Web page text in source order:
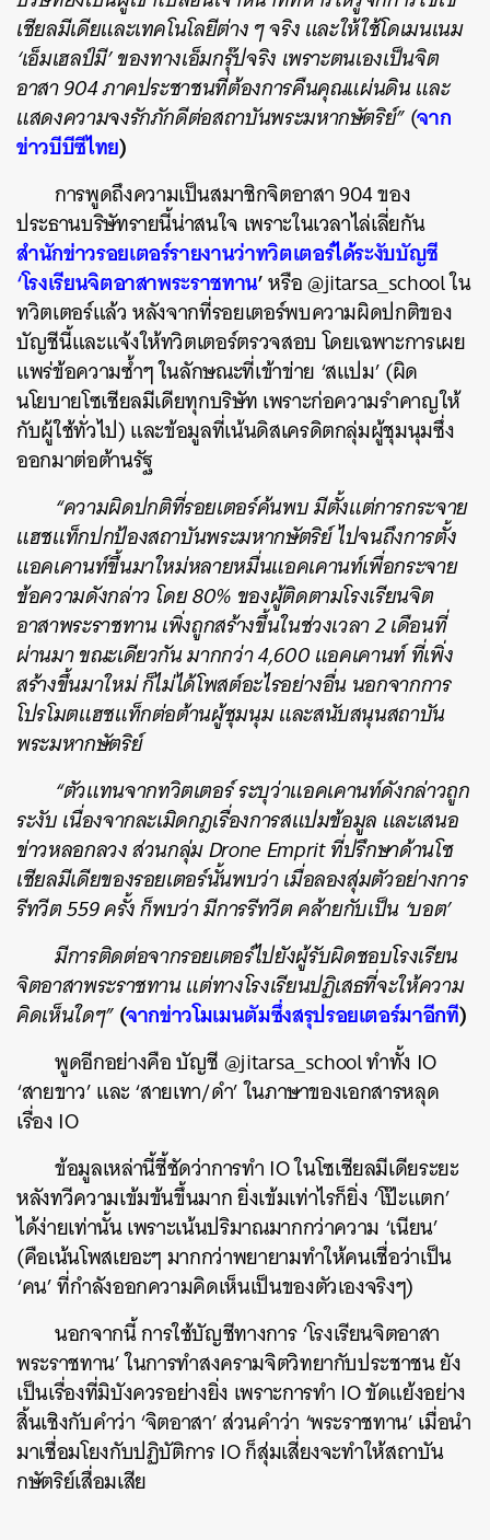
เชียลมีเดียและเทคโนโลยีต่าง ๆ จริง และให้ใช้โดเมนเนม
‘เอ็มเฮลป์มี’ ของทางเอ็มกรุ๊ปจริง เพราะตนเองเป็นจิต
อาสา 904 ภาคประชาชนที่ต้องการคืนคุณแผ่นดิน และ
แสดงความจงรักภักดีต่อสถาบันพระมหากษัตริย์”(จาก
ข่าวบีบีซีไทย)
การพูดถึงความเป็นสมาชิกจิตอาสา 904 ของ
ประธานบริษัทรายนี้น่าสนใจ เพราะในเวลาไล่เลี่ยกัน
สำนักข่าวรอยเตอร์รายงานว่าทวิตเตอร์ได้ระงับบัญชี
‘โรงเรียนจิตอาสาพระราชทาน’หรือ @jitarsa_school ใน
ทวิตเตอร์แล้ว หลังจากที่รอยเตอร์พบความผิดปกติของ
บัญชีนี้และแจ้งให้ทวิตเตอร์ตรวจสอบ โดยเฉพาะการเผย
แพร่ข้อความซ้ำๆ ในลักษณะที่เข้าข่าย ‘สแปม’ (ผิด
นโยบายโซเชียลมีเดียทุกบริษัท เพราะก่อความรำคาญให้
กับผู้ใช้ทั่วไป) และข้อมูลที่เน้นดิสเครดิตกลุ่มผู้ชุมนุมซึ่ง
ออกมาต่อต้านรัฐ
“ความผิดปกติที่รอยเตอร์ค้นพบ มีตั้งแต่การกระจาย
แฮชแท็กปกป้องสถาบันพระมหากษัตริย์ ไปจนถึงการตั้ง
แอคเคานท์ขึ้นมาใหม่หลายหมื่นแอคเคานท์เพื่อกระจาย
ข้อความดังกล่าว โดย 80% ของผู้ติดตามโรงเรียนจิต
อาสาพระราชทาน เพิ่งถูกสร้างขึ้นในช่วงเวลา 2 เดือนที่
ผ่านมา ขณะเดียวกัน มากกว่า 4,600 แอคเคานท์ ที่เพิ่ง
สร้างขึ้นมาใหม่ ก็ไม่ได้โพสต์อะไรอย่างอื่น นอกจากการ
โปรโมตแฮชแท็กต่อต้านผู้ชุมนุม และสนับสนุนสถาบัน
พระมหากษัตริย์
“ตัวแทนจากทวิตเตอร์ ระบุว่าแอคเคานท์ดังกล่าวถูก
ระงับ เนื่องจากละเมิดกฎเรื่องการสแปมข้อมูล และเสนอ
ข่าวหลอกลวง ส่วนกลุ่ม Drone Emprit ที่ปรึกษาด้านโซ
เชียลมีเดียของรอยเตอร์นั้นพบว่า เมื่อลองสุ่มตัวอย่างการ
รีทวีต 559 ครั้ง ก็พบว่า มีการรีทวีต คล้ายกับเป็น ‘บอต’
มีการติดต่อจากรอยเตอร์ไปยังผู้รับผิดชอบโรงเรียน
จิตอาสาพระราชทาน แต่ทางโรงเรียนปฏิเสธที่จะให้ความ
คิดเห็นใดๆ”(จากข่าวโมเมนตัมซึ่งสรุปรอยเตอร์มาอีกที)
พูดอีกอย่างคือ บัญชี @jitarsa_school ทำทั้ง IO
‘สายขาว’ และ ‘สายเทา/ดำ’ ในภาษาของเอกสารหลุด
เรื่อง IO
ข้อมูลเหล่านี้ชี้ชัดว่าการทำ IO ในโซเชียลมีเดียระยะ
หลังทวีความเข้มข้นขึ้นมาก ยิ่งเข้มเท่าไรก็ยิ่ง ‘โป๊ะแตก’
ได้ง่ายเท่านั้น เพราะเน้นปริมาณมากกว่าความ ‘เนียน’
(คือเน้นโพสเยอะๆ มากกว่าพยายามทำให้คนเชื่อว่าเป็น
‘คน’ ที่กำลังออกความคิดเห็นเป็นของตัวเองจริงๆ)
นอกจากนี้ การใช้บัญชีทางการ ‘โรงเรียนจิตอาสา
พระราชทาน’ ในการทำสงครามจิตวิทยากับประชาชน ยัง
เป็นเรื่องที่มิบังควรอย่างยิ่ง เพราะการทำ IO ขัดแย้งอย่าง
สิ้นเชิงกับคำว่า ‘จิตอาสา’ ส่วนคำว่า ‘พระราชทาน’ เมื่อนำ
มาเชื่อมโยงกับปฏิบัติการ IO ก็สุ่มเสี่ยงจะทำให้สถาบัน
กษัตริย์เสื่อมเสีย